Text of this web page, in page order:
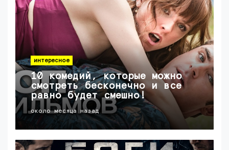
интересное
10 комедий, которые можно
смотреть бесконечно и все
равно будет смешно!
около месяца назад